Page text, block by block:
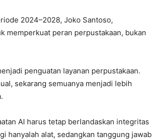
2024–2028, Joko Santoso,
memperkuat peran perpustakaan, bukan
penguatan layanan perpustakaan.
sekarang semuanya menjadi lebih
AI harus tetap berlandaskan integritas
hanyalah alat, sedangkan tanggung jawab